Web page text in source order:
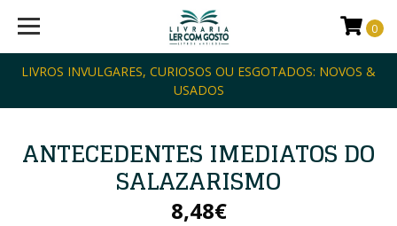
LIVROS INVULGARES, CURIOSOS OU ESGOTADOS: NOVOS &
USADOS
0
ANTECEDENTES IMEDIATOS DO
SALAZARISMO
8,48€